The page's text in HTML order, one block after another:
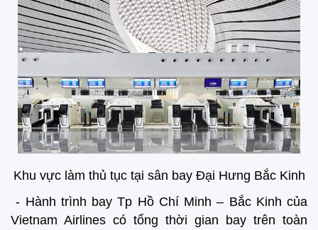
Khu vực làm thủ tục tại sân bay Đại Hưng Bắc Kinh
- Hành trình bay Tp Hồ Chí Minh – Bắc Kinh của
Vietnam Airlines có tổng thời gian bay trên toàn